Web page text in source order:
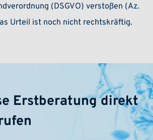
(DSGVO) verstoßen (Az.
Urteil ist noch nicht rechtskräftig.
Erstberatung direkt